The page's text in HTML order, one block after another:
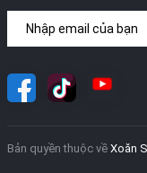
Bản quyền thuộc về Xoăn